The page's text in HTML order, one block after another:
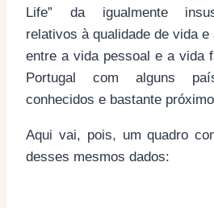
Life” da igualmente
relativos à qualidade de vida
entre a vida pessoal e a vida
Portugal com alguns
conhecidos e bastante
Aqui vai, pois, um quadro
desses mesmos dados: